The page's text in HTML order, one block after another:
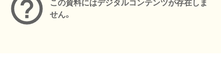
この資料にはデジタルコンテンツが存在しま
せん。